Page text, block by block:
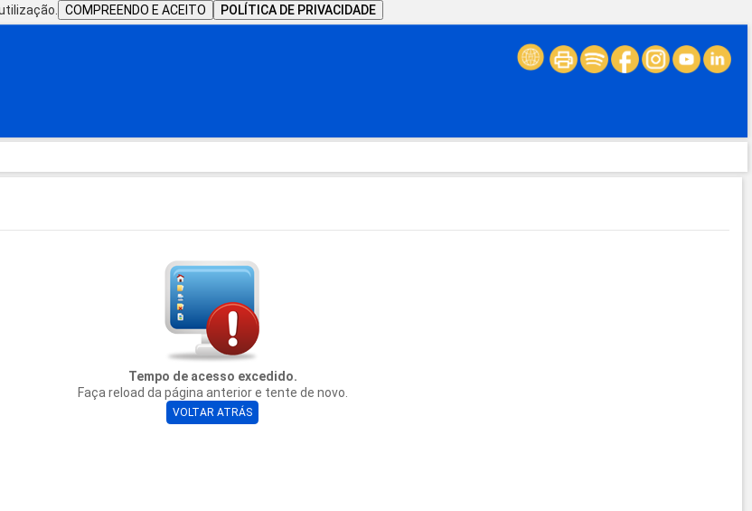
COMPREENDO E ACEITO POLÍTICA DE PRIVACIDADE
Tempo de acesso excedido.
Faça reload da página anterior e tente de novo.